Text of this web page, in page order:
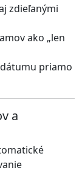
zdieľanými
ako „len
priamo
a